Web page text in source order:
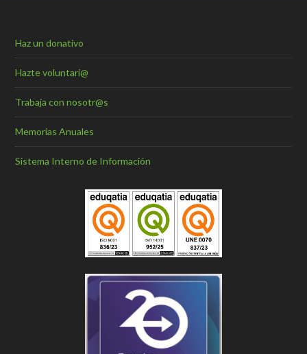
Haz un donativo
Hazte voluntari@
Trabaja con nosotr@s
Memorias Anuales
Sistema Interno de Información